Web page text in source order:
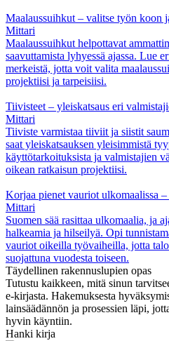
Maalaussuihkut – valitse työn koon
Mittari
Maalaussuihkut helpottavat
saavuttamista lyhyessä ajassa. Lue
merkeistä, jotta voit valita
projektiisi ja tarpeisiisi.
Tiivisteet – yleiskatsaus eri
Mittari
Tiiviste varmistaa tiiviit ja siistit
saat yleiskatsauksen yleisimmistä
käyttötarkoituksista ja valmistajien
oikean ratkaisun projektiisi.
Korjaa pienet vauriot ulkomaalissa
Mittari
Suomen sää rasittaa ulkomaalia, ja
halkeamia ja hilseilyä. Opi
vauriot oikeilla työvaiheilla, jotta
suojattuna vuodesta toiseen.
Täydellinen rakennuslupien opas
Tutustu kaikkeen, mitä sinun
e-kirjasta. Hakemuksesta
lainsäädännön ja prosessien läpi,
hyvin käyntiin.
Hanki kirja